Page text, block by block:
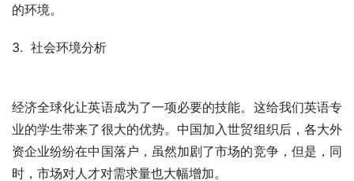
的环境。
3.  社会环境分析
经济全球化让英语成为了一项必要的技能。这给我们英语专
业的学生带来了很大的优势。中国加入世贸组织后，各大外
资企业纷纷在中国落户，虽然加剧了市场的竞争，但是，同
时，市场对人才对需求量也大幅增加。